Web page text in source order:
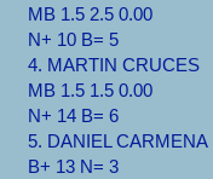
MB 1.5 2.5 0.00
N+ 10 B= 5
4. MARTIN CRUCES
MB 1.5 1.5 0.00
N+ 14 B= 6
5. DANIEL CARMENA
B+ 13 N= 3